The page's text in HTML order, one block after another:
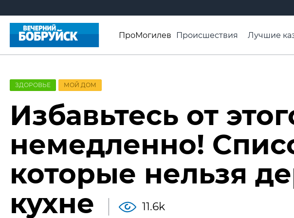
ПроМогилев Происшествия Лучшие
Видео ВБ
ЗДОРОВЬЕ МОЙ ДОМ
Избавьтесь от
немедленно!
которые нельзя
кухне
11.6k